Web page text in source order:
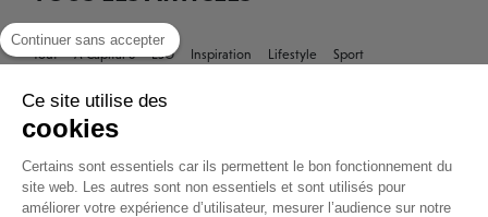
Tout À Capital 8 ESG Inspiration Lifestyle
Sport
Continuer sans accepter
Ce site utilise des
cookies
Certains sont essentiels car ils permettent le bon fonctionnement du
site web. Les autres sont non essentiels et sont utilisés pour
améliorer votre expérience d’utilisateur, mesurer l’audience sur notre